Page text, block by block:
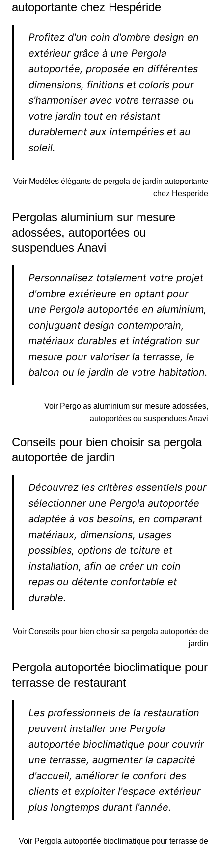
autoportante chez Hespéride
Profitez d'un coin d'ombre design en
extérieur grâce à une Pergola
autoportée, proposée en différentes
dimensions, finitions et coloris pour
s'harmoniser avec votre terrasse ou
votre jardin tout en résistant
durablement aux intempéries et au
soleil.
Voir Modèles élégants de pergola de jardin autoportante
chez Hespéride
Pergolas aluminium sur mesure
adossées, autoportées ou
suspendues Anavi
Personnalisez totalement votre projet
d'ombre extérieure en optant pour
une Pergola autoportée en aluminium,
conjuguant design contemporain,
matériaux durables et intégration sur
mesure pour valoriser la terrasse, le
balcon ou le jardin de votre habitation.
Voir Pergolas aluminium sur mesure adossées,
autoportées ou suspendues Anavi
Conseils pour bien choisir sa pergola
autoportée de jardin
Découvrez les critères essentiels pour
sélectionner une Pergola autoportée
adaptée à vos besoins, en comparant
matériaux, dimensions, usages
possibles, options de toiture et
installation, afin de créer un coin
repas ou détente confortable et
durable.
Voir Conseils pour bien choisir sa pergola autoportée de
jardin
Pergola autoportée bioclimatique pour
terrasse de restaurant
Les professionnels de la restauration
peuvent installer une Pergola
autoportée bioclimatique pour couvrir
une terrasse, augmenter la capacité
d'accueil, améliorer le confort des
clients et exploiter l'espace extérieur
plus longtemps durant l'année.
Voir Pergola autoportée bioclimatique pour terrasse de